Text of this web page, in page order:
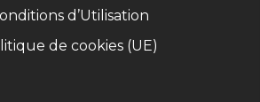
d’Utilisation
de cookies (UE)